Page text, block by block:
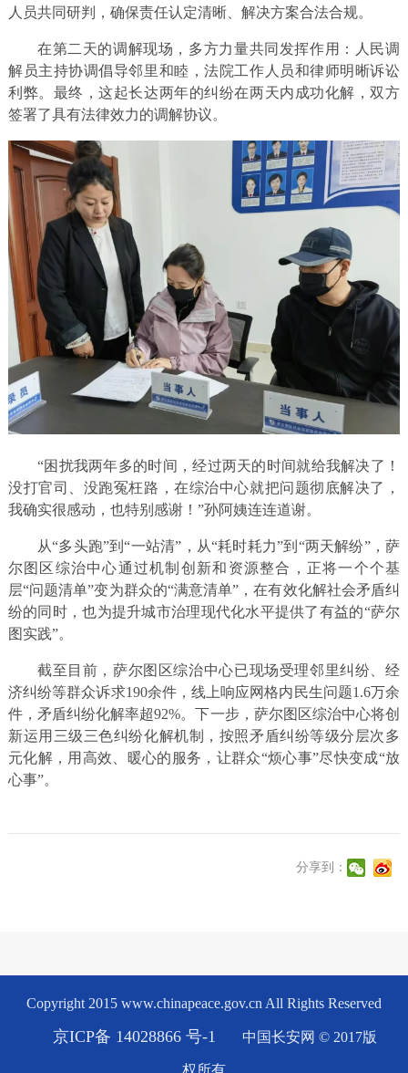
人员共同研判，确保责任认定清晰、解决方案合法合规。
在第二天的调解现场，多方力量共同发挥作用：人民调
解员主持协调倡导邻里和睦，法院工作人员和律师明晰诉讼
利弊。最终，这起长达两年的纠纷在两天内成功化解，双方
签署了具有法律效力的调解协议。
“困扰我两年多的时间，经过两天的时间就给我解决了！
没打官司、没跑冤枉路，在综治中心就把问题彻底解决了，
我确实很感动，也特别感谢！”孙阿姨连连道谢。
从“多头跑”到“一站清”，从“耗时耗力”到“两天解纷”，萨
尔图区综治中心通过机制创新和资源整合，正将一个个基
层“问题清单”变为群众的“满意清单”，在有效化解社会矛盾纠
纷的同时，也为提升城市治理现代化水平提供了有益的“萨尔
图实践”。
截至目前，萨尔图区综治中心已现场受理邻里纠纷、经
济纠纷等群众诉求190余件，线上响应网格内民生问题1.6万余
件，矛盾纠纷化解率超92%。下一步，萨尔图区综治中心将创
新运用三级三色纠纷化解机制，按照矛盾纠纷等级分层次多
元化解，用高效、暖心的服务，让群众“烦心事”尽快变成“放
心事”。
分享到：
Copyright 2015 www.chinapeace.gov.cn All Rights Reserved
京ICP备 14028866 号-1 中国长安网 © 2017版